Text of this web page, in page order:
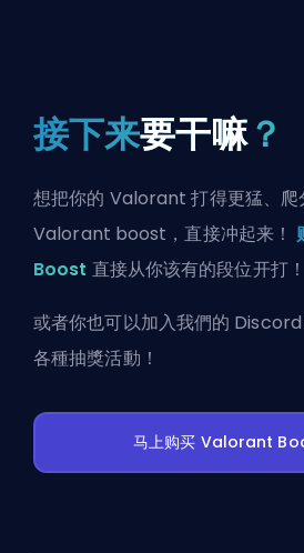
接下来要干嘛？
想把你的 Valorant 打得更猛、爬
Valorant boost，直接冲起来！
Boost 直接从你该有的段位开打！
或者你也可以加入我們的
各種抽獎活動！
马上购买 Valorant